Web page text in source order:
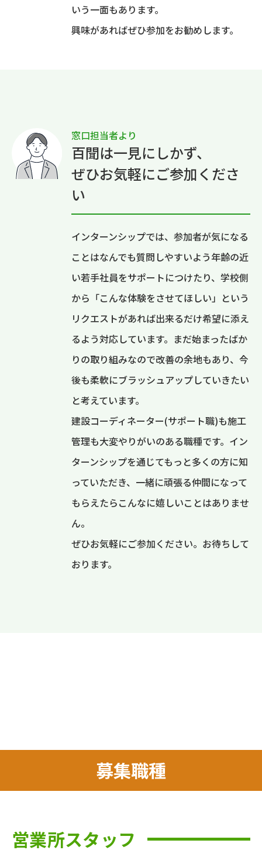
いう一面もあります。
興味があればぜひ参加をお勧めします。
窓口担当者より
百聞は一見にしかず、
ぜひお気軽にご参加くださ
い
インターンシップでは、参加者が気になる
ことはなんでも質問しやすいよう年齢の近
い若手社員をサポートにつけたり、学校側
から「こんな体験をさせてほしい」という
リクエストがあれば出来るだけ希望に添え
るよう対応しています。まだ始まったばか
りの取り組みなので改善の余地もあり、今
後も柔軟にブラッシュアップしていきたい
と考えています。
建設コーディネーター(サポート職)も施工
管理も大変やりがいのある職種です。イン
ターンシップを通じてもっと多くの方に知
っていただき、一緒に頑張る仲間になって
もらえたらこんなに嬉しいことはありませ
ん。
ぜひお気軽にご参加ください。お待ちして
おります。
募集職種
営業所スタッフ